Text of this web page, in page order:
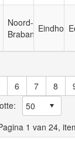
6 7 8
1 van 24,
Noord-
Brabant